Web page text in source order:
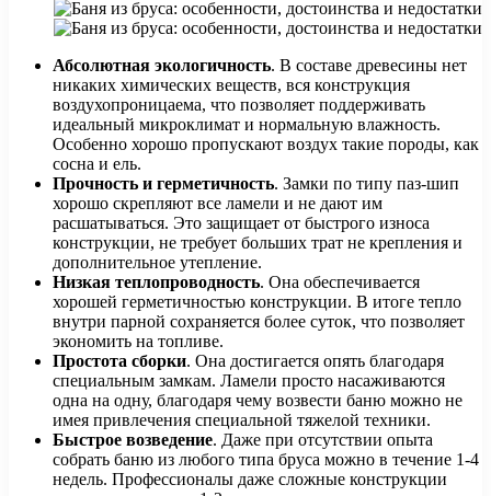
Абсолютная экологичность. В составе древесины нет
никаких химических веществ, вся конструкция
воздухопроницаема, что позволяет поддерживать
идеальный микроклимат и нормальную влажность.
Особенно хорошо пропускают воздух такие породы, как
сосна и ель.
Прочность и герметичность. Замки по типу паз-шип
хорошо скрепляют все ламели и не дают им
расшатываться. Это защищает от быстрого износа
конструкции, не требует больших трат не крепления и
дополнительное утепление.
Низкая теплопроводность. Она обеспечивается
хорошей герметичностью конструкции. В итоге тепло
внутри парной сохраняется более суток, что позволяет
экономить на топливе.
Простота сборки. Она достигается опять благодаря
специальным замкам. Ламели просто насаживаются
одна на одну, благодаря чему возвести баню можно не
имея привлечения специальной тяжелой техники.
Быстрое возведение. Даже при отсутствии опыта
собрать баню из любого типа бруса можно в течение 1-4
недель. Профессионалы даже сложные конструкции